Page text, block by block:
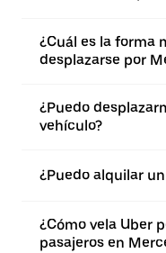
¿Cuál es la forma
desplazarse por
¿Puedo
vehículo?
¿Puedo alquilar
¿Cómo vela Uber
pasajeros en